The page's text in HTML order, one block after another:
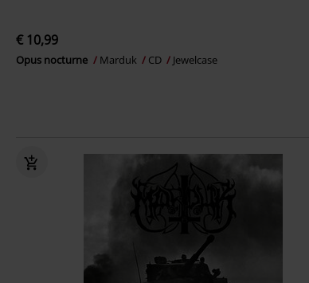
€ 10,99
Opus nocturne Marduk CD Jewelcase